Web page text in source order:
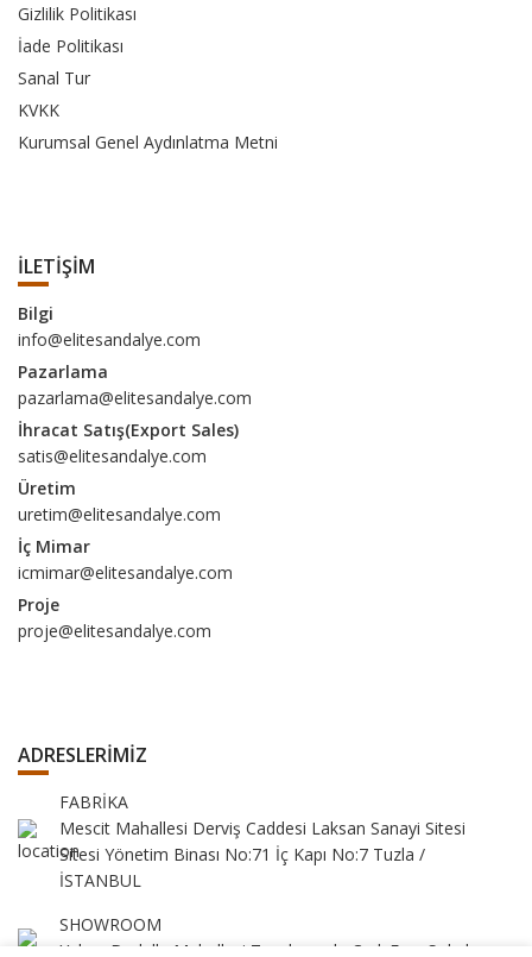
Gizlilik Politikası
İade Politikası
Sanal Tur
KVKK
Kurumsal Genel Aydınlatma Metni
İLETİŞİM
Bilgi
info@elitesandalye.com
Pazarlama
pazarlama@elitesandalye.com
İhracat Satış(Export Sales)
satis@elitesandalye.com
Üretim
uretim@elitesandalye.com
İç Mimar
icmimar@elitesandalye.com
Proje
proje@elitesandalye.com
ADRESLERİMİZ
FABRİKA
Mescit Mahallesi Derviş Caddesi Laksan Sanayi Sitesi
Sitesi Yönetim Binası No:71 İç Kapı No:7 Tuzla /
İSTANBUL
SHOWROOM
Yukarı Dudullu Mahallesi Tavukçuyolu Cad. Eser Sokak